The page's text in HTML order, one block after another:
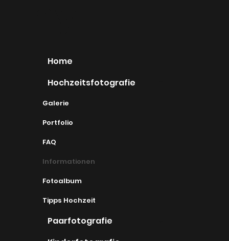
Home
Hochzeitsfotografie
Galerie
Portfolio
FAQ
Informationen
Fotoalbum
Tipps Hochzeit
Paarfotografie